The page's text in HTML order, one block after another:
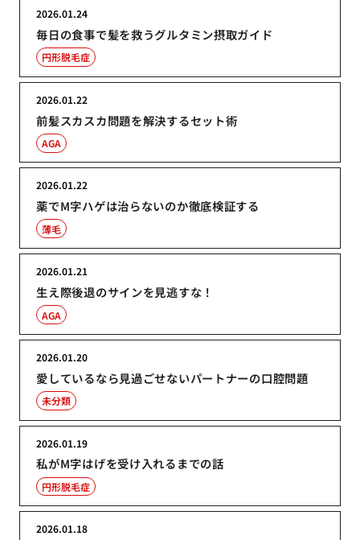
毎日の食事で髪を救うグルタミン摂取ガイド
2026.01.24
円形脱毛症
前髪スカスカ問題を解決するセット術
2026.01.22
AGA
薬でM字ハゲは治らないのか徹底検証する
2026.01.22
薄毛
生え際後退のサインを見逃すな！
2026.01.21
AGA
愛しているなら見過ごせないパートナーの口腔問題
2026.01.20
未分類
私がM字はげを受け入れるまでの話
2026.01.19
円形脱毛症
2026.01.18